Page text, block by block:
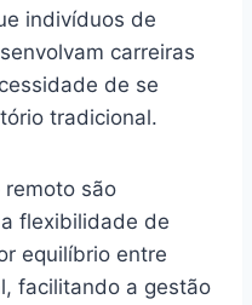
indivíduos de
carreiras
de se
tradicional.
são
flexibilidade de
equilíbrio entre
facilitando a gestão